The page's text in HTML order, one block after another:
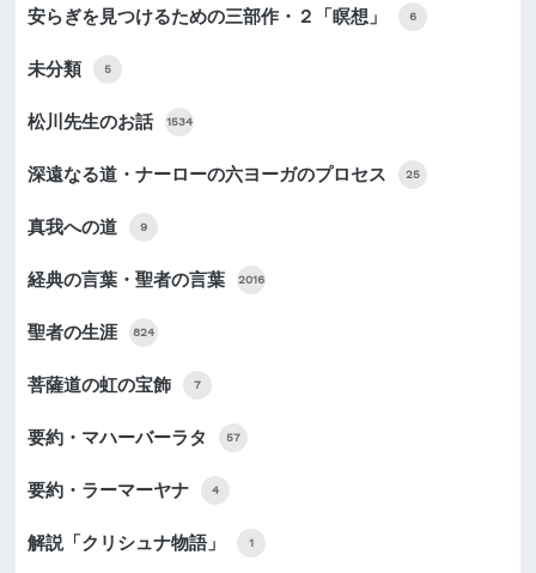
安らぎを見つけるための三部作・２「瞑想」 6
未分類 5
松川先生のお話 1534
深遠なる道・ナーローの六ヨーガのプロセス 25
真我への道 9
経典の言葉・聖者の言葉 2016
聖者の生涯 824
菩薩道の虹の宝飾 7
要約・マハーバーラタ 57
要約・ラーマーヤナ 4
解説「クリシュナ物語」 1